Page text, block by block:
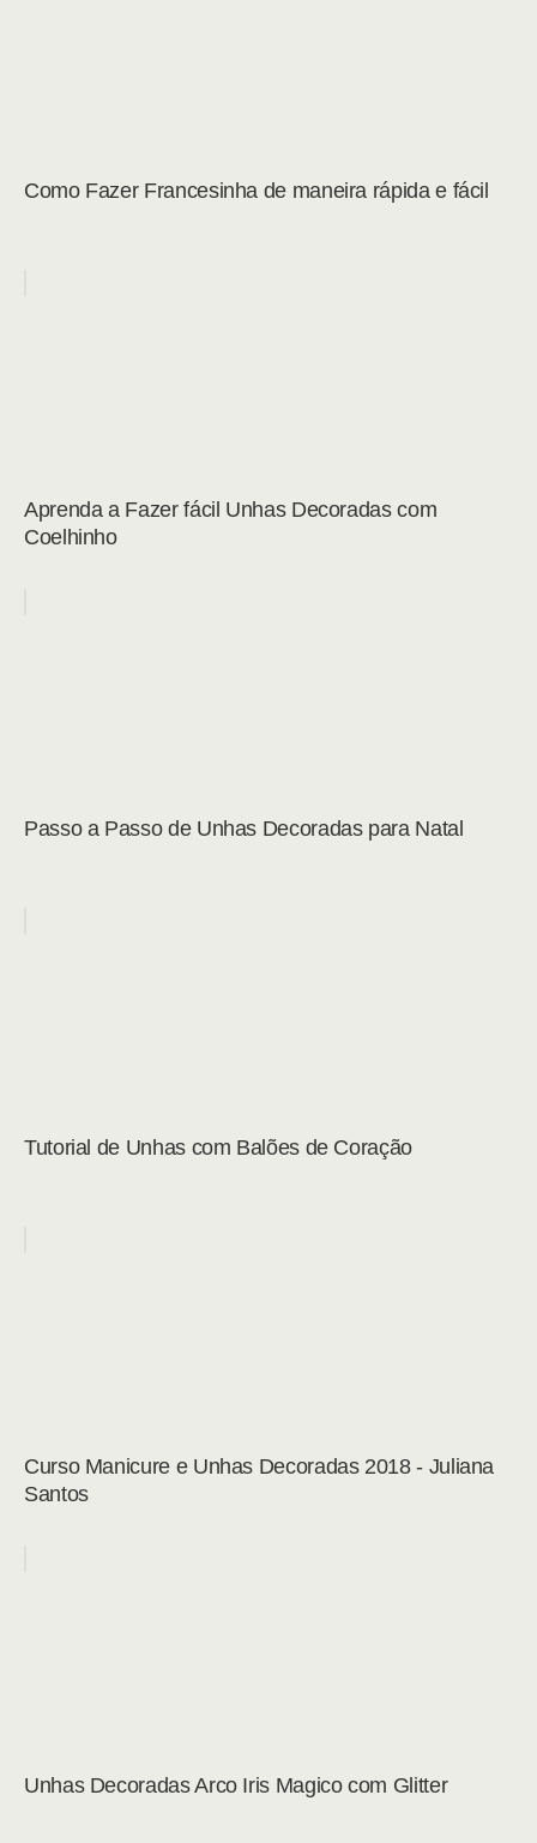
Como Fazer Francesinha de maneira rápida e fácil
Aprenda a Fazer fácil Unhas Decoradas com
Coelhinho
Passo a Passo de Unhas Decoradas para Natal
Tutorial de Unhas com Balões de Coração
Curso Manicure e Unhas Decoradas 2018 - Juliana
Santos
Unhas Decoradas Arco Iris Magico com Glitter